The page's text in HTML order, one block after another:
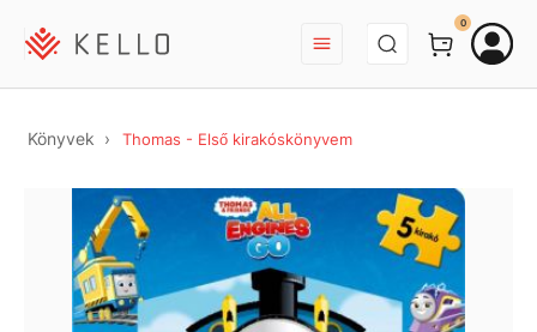
BEJELENTKEZÉS
0
Könyvek Thomas - Első kirakóskönyvem